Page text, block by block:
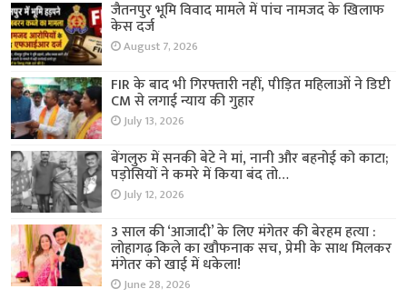
जैतनपुर भूमि विवाद मामले में पांच नामजद के खिलाफ
केस दर्ज
August 7, 2026
FIR के बाद भी गिरफ्तारी नहीं, पीड़ित महिलाओं ने डिप्टी
CM से लगाई न्याय की गुहार
July 13, 2026
बेंगलुरु में सनकी बेटे ने मां, नानी और बहनोई को काटा;
पड़ोसियों ने कमरे में किया बंद तो…
July 12, 2026
3 साल की ‘आजादी’ के लिए मंगेतर की बेरहम हत्या :
लोहागढ़ किले का खौफनाक सच, प्रेमी के साथ मिलकर
मंगेतर को खाई में धकेला!
June 28, 2026